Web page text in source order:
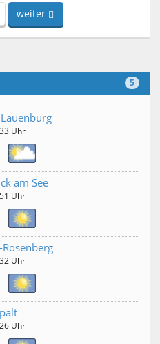
weiter
5
Uhr
am See
Uhr
Uhr
Uhr